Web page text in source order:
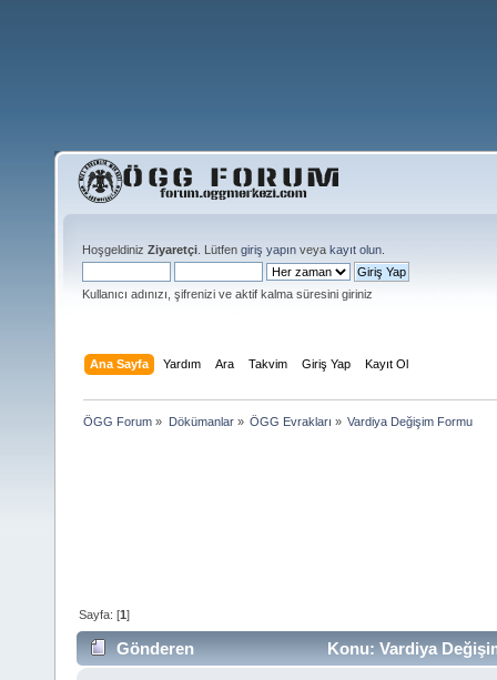
Hoşgeldiniz Ziyaretçi . Lütfen giriş yapın veya kayıt olun
Kullanıcı adınızı, şifrenizi ve aktif kalma süresini giriniz
Ana Sayfa Yardım Ara Takvim Giriş Yap Kayıt Ol
ÖGG Forum » Dökümanlar» ÖGG Evrakları » Vardiya Değişim Formu
Sayfa: [1]
Gönderen Konu: Vardiya